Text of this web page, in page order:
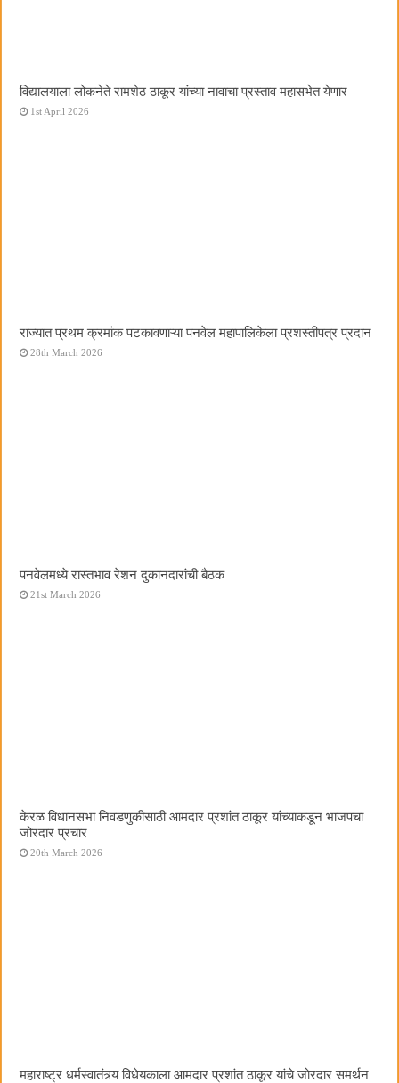
विद्यालयाला लोकनेते रामशेठ ठाकूर यांच्या नावाचा प्रस्ताव महासभेत येणार
1st April 2026
राज्यात प्रथम क्रमांक पटकावणाऱ्या पनवेल महापालिकेला प्रशस्तीपत्र प्रदान
28th March 2026
पनवेलमध्ये रास्तभाव रेशन दुकानदारांची बैठक
21st March 2026
केरळ विधानसभा निवडणुकीसाठी आमदार प्रशांत ठाकूर यांच्याकडून भाजपचा
जोरदार प्रचार
20th March 2026
महाराष्ट्र धर्मस्वातंत्र्य विधेयकाला आमदार प्रशांत ठाकूर यांचे जोरदार समर्थन